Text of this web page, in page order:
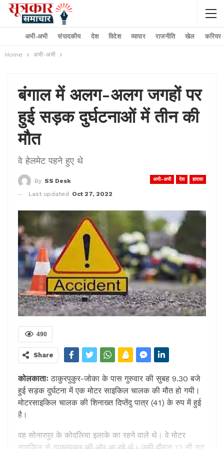
अभी-अभी संपादकीय देश विदेश व्यापार राजनीति खेल करियर
Home अभी-अभी
बंगाल में अलग-अलग जगहों पर
हुई सड़क दुर्घटनाओं में तीन की
मौत
वे हेलमेट पहने हुए थे
अभी-अभी देश हादसा
By SS Desk
Last updated
Oct 27, 2022
490
Share
कोलकाताः ठाकुरपुकुर-जोका के पास गुरुवार की सुबह 9.30 बजे
हुई सड़क दुर्घटना में एक मोटर साइकिल चालक की मौत हो गयी।
मोटरसाइकिल चालक की शिनाख्त दिप्तेंदु पात्र (41) के रुप में हुई
है।
वह सोनारपुर के कोदलिया इलाके का रहने वाले थे। वे मोटर
साइकिल से ठाकुरपुकुर की ओर आ रहे थे। उसी दौरान 12 सी रुट